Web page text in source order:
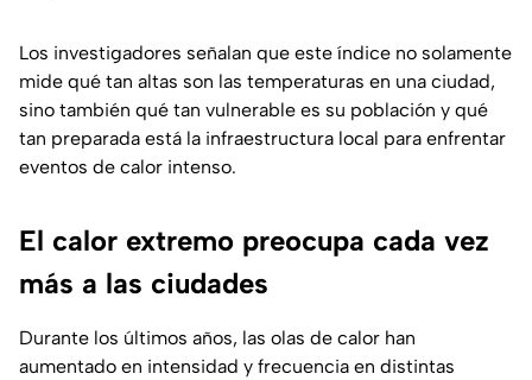
Los investigadores señalan que este índice no solamente
mide qué tan altas son las temperaturas en una ciudad,
sino también qué tan vulnerable es su población y qué
tan preparada está la infraestructura local para enfrentar
eventos de calor intenso.
El calor extremo preocupa cada vez
más a las ciudades
Durante los últimos años, las olas de calor han
aumentado en intensidad y frecuencia en distintas